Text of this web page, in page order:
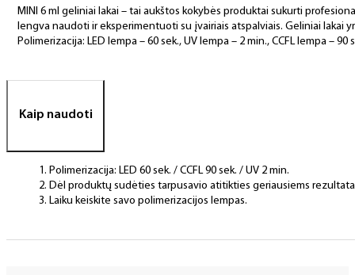
MINI 6 ml geliniai lakai – tai aukštos kokybės produktai sukurti
lengva naudoti ir eksperimentuoti su įvairiais atspalviais. Geliniai lakai
Polimerizacija: LED lempa – 60 sek., UV lempa – 2 min., CCFL lempa – 90
Kaip naudoti
Polimerizacija: LED 60 sek. / CCFL 90 sek. / UV 2 min.
Dėl produktų sudėties tarpusavio atitikties geriausiems
Laiku keiskite savo polimerizacijos lempas.